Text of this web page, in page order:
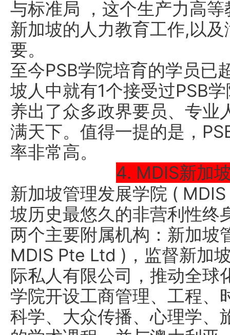
与标准局 ，这个生产力高
新加坡的人力教育工作,以
要。
至今PSB学院培育的学员已
坡人中就有1个接受过PSB
养出了众多政界要员、专业
满天下。值得一提的是，
率非常高。
4. MDIS新加
新加坡管理发展学院 (
坡历史最悠久的非营利性终
两个主要附属机构：新加坡
MDIS Pte Ltd )，监督新加
际私人有限公司，推动全球
学院开设工商管理、工程、
科学、大众传播、心理学、